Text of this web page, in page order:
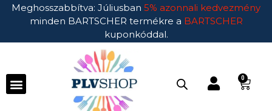
Meghosszabbítva: Júliusban 5% azonnali kedvezmény
minden BARTSCHER termékre a BARTSCHER
kuponkóddal.
0